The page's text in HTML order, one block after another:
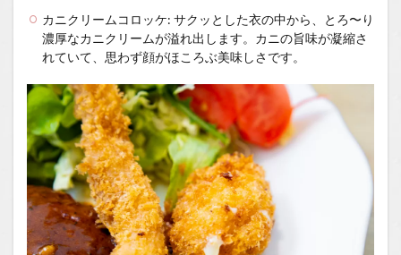
カニクリームコロッケ: サクッとした衣の中から、とろ〜り
濃厚なカニクリームが溢れ出します。カニの旨味が凝縮さ
れていて、思わず顔がほころぶ美味しさです。